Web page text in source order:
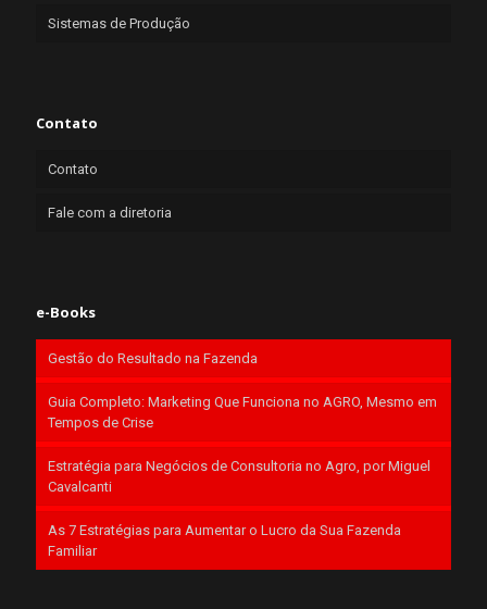
Sistemas de Produção
Contato
Contato
Fale com a diretoria
e-Books
Gestão do Resultado na Fazenda
Guia Completo: Marketing Que Funciona no AGRO, Mesmo em
Tempos de Crise
Estratégia para Negócios de Consultoria no Agro, por Miguel
Cavalcanti
As 7 Estratégias para Aumentar o Lucro da Sua Fazenda
Familiar